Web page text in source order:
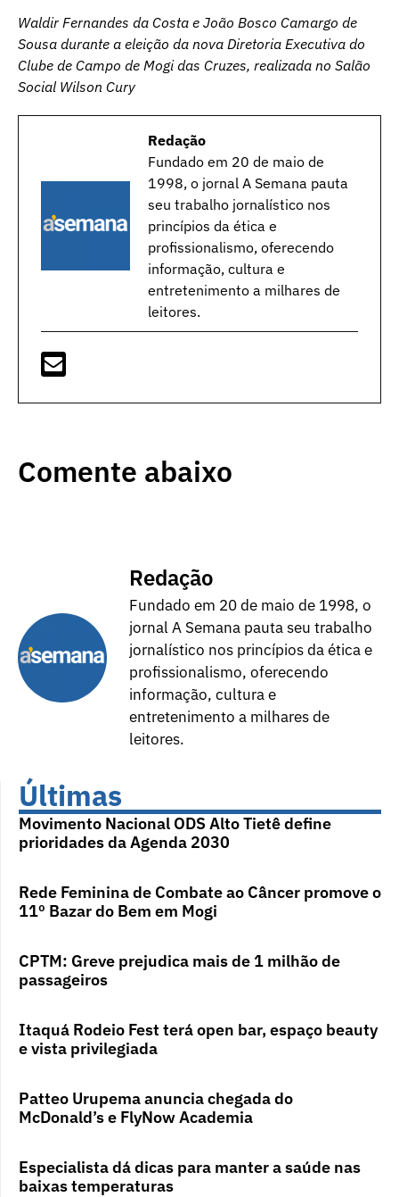
Waldir Fernandes da Costa e João Bosco Camargo de
Sousa durante a eleição da nova Diretoria Executiva do
Clube de Campo de Mogi das Cruzes, realizada no Salão
Social Wilson Cury
Redação
Fundado em 20 de maio de
1998, o jornal A Semana pauta
seu trabalho jornalístico nos
princípios da ética e
profissionalismo, oferecendo
informação, cultura e
entretenimento a milhares de
leitores.
Comente abaixo
Redação
Fundado em 20 de maio de 1998, o
jornal A Semana pauta seu trabalho
jornalístico nos princípios da ética e
profissionalismo, oferecendo
informação, cultura e
entretenimento a milhares de
leitores.
Últimas
Movimento Nacional ODS Alto Tietê define
prioridades da Agenda 2030
Rede Feminina de Combate ao Câncer promove o
11º Bazar do Bem em Mogi
CPTM: Greve prejudica mais de 1 milhão de
passageiros
Itaquá Rodeio Fest terá open bar, espaço beauty
e vista privilegiada
Patteo Urupema anuncia chegada do
McDonald’s e FlyNow Academia
Especialista dá dicas para manter a saúde nas
baixas temperaturas